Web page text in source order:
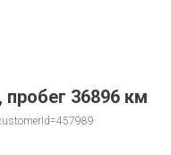
36896 км